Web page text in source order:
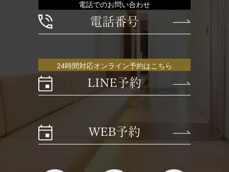
電話でのお問い合わせ
電話番号
24時間対応オンライン予約はこちら
LINE予約
WEB予約